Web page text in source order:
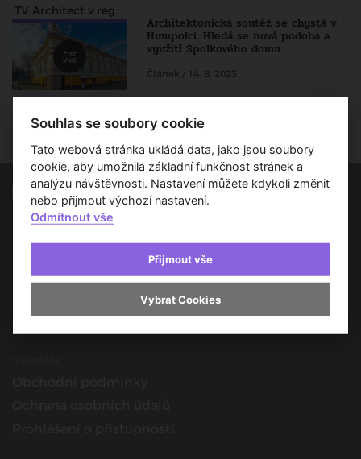
TV Architect v regionech
Architektonická soutěž se chystá v
Humpolci. Hledá se nová podoba a
využití Spolkového domu
Článek / 14. 8. 2023
Spojujeme svět architektury
Provozovatel
Souhlas se soubory cookie
Tato webová stránka ukládá data, jako jsou soubory
cookie, aby umožnila základní funkčnost stránek a
analýzu návštěvnosti. Nastavení můžete kdykoli změnit
nebo přijmout výchozí nastavení.
Odmítnout vše
Přijmout vše
Vybrat Cookies